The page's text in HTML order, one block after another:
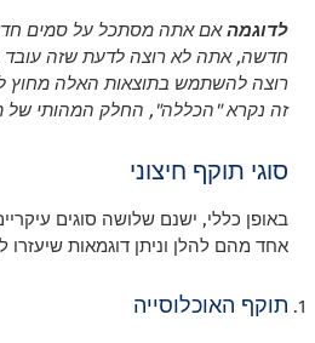
לדוגמהאם אתה מסתכל על סמים
חדשה, אתה לא רוצה לדעת שזה
רוצה להשתמש בתוצאות האלה מחוץ
זה נקרא "הכללה", החלק המהותי של
סוגי תוקף חיצוני
באופן כללי, ישנם שלושה סוגים
אחד מהם להלן וניתן דוגמאות שיעזרו
תוקף האוכלוסייה